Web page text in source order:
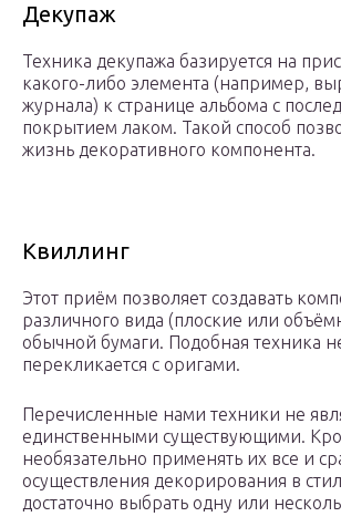
Декупаж
Техника декупажа базируется на
какого-либо элемента (например,
журнала) к странице альбома с
покрытием лаком. Такой способ
жизнь декоративного компонента.
Квиллинг
Этот приём позволяет создавать
различного вида (плоские или
обычной бумаги. Подобная техника
перекликается с оригами.
Перечисленные нами техники не
единственными существующими.
необязательно применять их все и
осуществления декорирования в
достаточно выбрать одну или